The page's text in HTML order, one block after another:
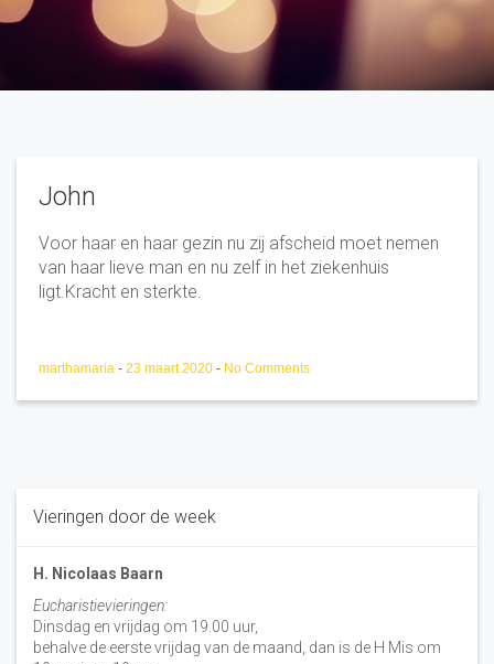
John
Voor haar en haar gezin nu zij afscheid moet nemen
van haar lieve man en nu zelf in het ziekenhuis
ligt.Kracht en sterkte.
marthamaria - 23 maart 2020 - No Comments
Vieringen door de week
H. Nicolaas Baarn
Eucharistievieringen:
Dinsdag en vrijdag om 19.00 uur,
behalve de eerste vrijdag van de maand, dan is de H Mis om